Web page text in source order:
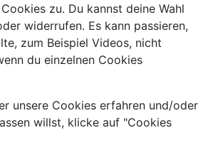
zu. Du kannst deine Wahl
widerrufen. Es kann passieren,
zum Beispiel Videos, nicht
du einzelnen Cookies
unsere Cookies erfahren und/oder
willst, klicke auf "Cookies